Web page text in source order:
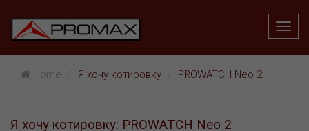
Home Я хочу котировку PROWATCH Neo 2
Я хочу котировку: PROWATCH Neo 2